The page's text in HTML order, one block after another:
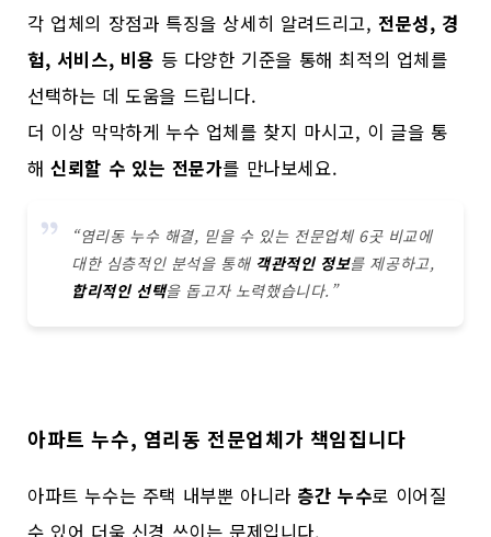
각 업체의 장점과 특징을 상세히 알려드리고,전문성, 경
험, 서비스, 비용 등 다양한 기준을 통해 최적의 업체를
선택하는 데 도움을 드립니다.
더 이상 막막하게 누수 업체를 찾지 마시고, 이 글을 통
해신뢰할 수 있는 전문가를 만나보세요.
“염리동 누수 해결, 믿을 수 있는 전문업체 6곳 비교에
대한 심층적인 분석을 통해 객관적인 정보를 제공하고,
합리적인 선택을 돕고자 노력했습니다.”
아파트 누수, 염리동 전문업체가 책임집니다
아파트 누수는 주택 내부뿐 아니라 층간 누수로 이어질